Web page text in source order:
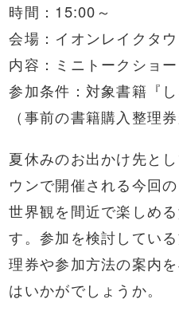
時間：15:00～
会場：イオンレイクタ
内容：ミニトークショ
参加条件：対象書籍『
（事前の書籍購入整理券
夏休みのお出かけ先と
ウンで開催される今回
世界観を間近で楽しめ
す。参加を検討してい
理券や参加方法の案内
はいかがでしょうか。